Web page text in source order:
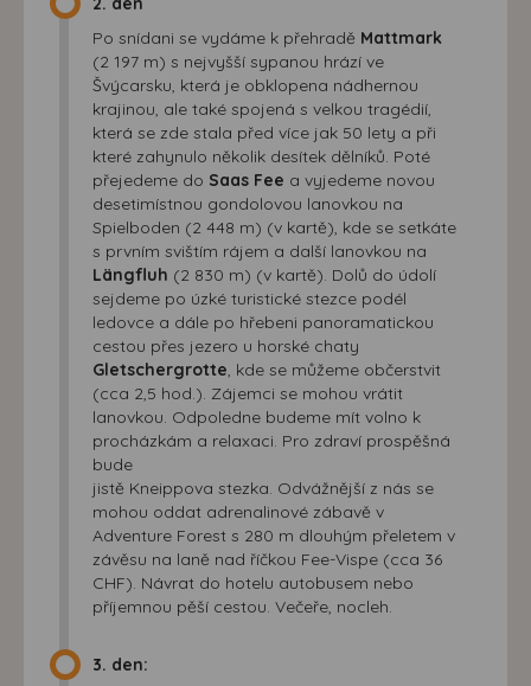
Po snídani se vydáme k přehradě Mattmark
(2 197 m) s nejvyšší sypanou hrází ve
Švýcarsku, která je obklopena nádhernou
krajinou, ale také spojená s velkou tragédií,
která se zde stala před více jak 50 lety a při
které zahynulo několik desítek dělníků. Poté
přejedeme do Saas Fee a vyjedeme novou
desetimístnou gondolovou lanovkou na
Spielboden (2 448 m) (v kartě), kde se setkáte
s prvním svištím rájem a další lanovkou na
Längfluh (2 830 m) (v kartě). Dolů do údolí
sejdeme po úzké turistické stezce podél
ledovce a dále po hřebeni panoramatickou
cestou přes jezero u horské chaty
Gletschergrotte , kde se můžeme občerstvit
(cca 2,5 hod.). Zájemci se mohou vrátit
lanovkou. Odpoledne budeme mít volno k
procházkám a relaxaci. Pro zdraví prospěšná
bude
jistě Kneippova stezka. Odvážnější z nás se
mohou oddat adrenalinové zábavě v
Adventure Forest s 280 m dlouhým přeletem v
závěsu na laně nad říčkou Fee-Vispe (cca 36
CHF). Návrat do hotelu autobusem nebo
příjemnou pěší cestou. Večeře, nocleh.
3. den: